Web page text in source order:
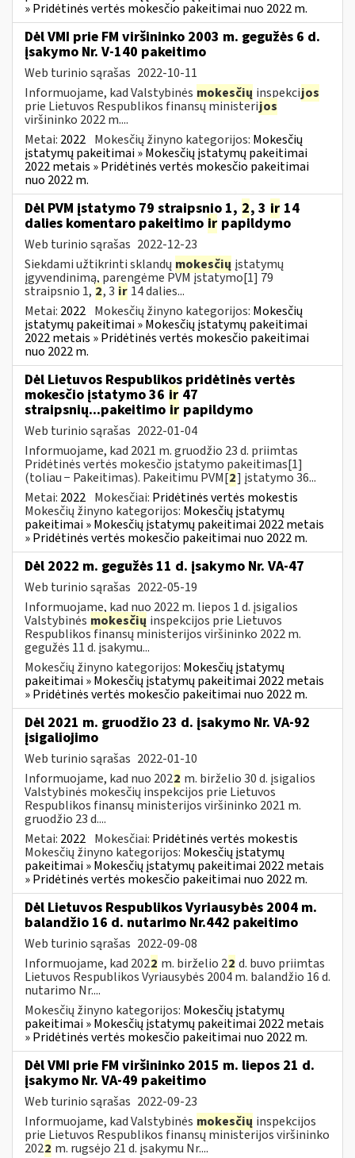
» Pridėtinės vertės mokesčio pakeitimai nuo 2022 m.
Dėl VMI prie FM viršininko 2003 m. gegužės 6 d.
įsakymo Nr. V-140 pakeitimo
Web turinio sąrašas 2022-10-11
Informuojame, kad Valstybinės mokesčių inspekcijos
prie Lietuvos Respublikos finansų ministerijos
viršininko 2022 m....
Metai: 2022 Mokesčių žinyno kategorijos: Mokesčių
įstatymų pakeitimai » Mokesčių įstatymų pakeitimai
2022 metais » Pridėtinės vertės mokesčio pakeitimai
nuo 2022 m.
Dėl PVM įstatymo 79 straipsnio 1, 2, 3 ir 14
dalies komentaro pakeitimo ir papildymo
Web turinio sąrašas 2022-12-23
Siekdami užtikrinti sklandų mokesčių įstatymų
įgyvendinimą, parengėme PVM įstatymo[1] 79
straipsnio 1, 2, 3 ir 14 dalies...
Metai: 2022 Mokesčių žinyno kategorijos: Mokesčių
įstatymų pakeitimai » Mokesčių įstatymų pakeitimai
2022 metais » Pridėtinės vertės mokesčio pakeitimai
nuo 2022 m.
Dėl Lietuvos Respublikos pridėtinės vertės
mokesčio įstatymo 36 ir 47
straipsnių...pakeitimo ir papildymo
Web turinio sąrašas 2022-01-04
Informuojame, kad 2021 m. gruodžio 23 d. priimtas
Pridėtinės vertės mokesčio įstatymo pakeitimas[1]
(toliau − Pakeitimas). Pakeitimu PVM[2] įstatymo 36...
Metai: 2022 Mokesčiai: Pridėtinės vertės mokestis
Mokesčių žinyno kategorijos: Mokesčių įstatymų
pakeitimai » Mokesčių įstatymų pakeitimai 2022 metais
» Pridėtinės vertės mokesčio pakeitimai nuo 2022 m.
Dėl 2022 m. gegužės 11 d. įsakymo Nr. VA-47
Web turinio sąrašas 2022-05-19
Informuojame, kad nuo 2022 m. liepos 1 d. įsigalios
Valstybinės mokesčių inspekcijos prie Lietuvos
Respublikos finansų ministerijos viršininko 2022 m.
gegužės 11 d. įsakymu...
Mokesčių žinyno kategorijos: Mokesčių įstatymų
pakeitimai » Mokesčių įstatymų pakeitimai 2022 metais
» Pridėtinės vertės mokesčio pakeitimai nuo 2022 m.
Dėl 2021 m. gruodžio 23 d. įsakymo Nr. VA-92
įsigaliojimo
Web turinio sąrašas 2022-01-10
Informuojame, kad nuo 2022 m. birželio 30 d. įsigalios
Valstybinės mokesčių inspekcijos prie Lietuvos
Respublikos finansų ministerijos viršininko 2021 m.
gruodžio 23 d....
Metai: 2022 Mokesčiai: Pridėtinės vertės mokestis
Mokesčių žinyno kategorijos: Mokesčių įstatymų
pakeitimai » Mokesčių įstatymų pakeitimai 2022 metais
» Pridėtinės vertės mokesčio pakeitimai nuo 2022 m.
Dėl Lietuvos Respublikos Vyriausybės 2004 m.
balandžio 16 d. nutarimo Nr.442 pakeitimo
Web turinio sąrašas 2022-09-08
Informuojame, kad 2022 m. birželio 22 d. buvo priimtas
Lietuvos Respublikos Vyriausybės 2004 m. balandžio 16 d.
nutarimo Nr....
Mokesčių žinyno kategorijos: Mokesčių įstatymų
pakeitimai » Mokesčių įstatymų pakeitimai 2022 metais
» Pridėtinės vertės mokesčio pakeitimai nuo 2022 m.
Dėl VMI prie FM viršininko 2015 m. liepos 21 d.
įsakymo Nr. VA-49 pakeitimo
Web turinio sąrašas 2022-09-23
Informuojame, kad Valstybinės mokesčių inspekcijos
prie Lietuvos Respublikos finansų ministerijos viršininko
2022 m. rugsėjo 21 d. įsakymu Nr....